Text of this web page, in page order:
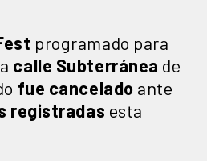
programado para
calle Subterránea de
fue cancelado ante
registradas esta